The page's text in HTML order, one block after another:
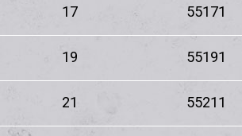
17 55171
19 55191
21 55211